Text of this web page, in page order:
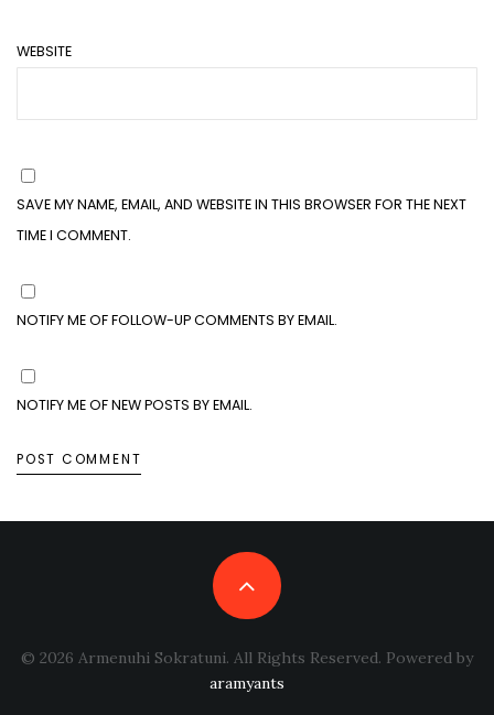
WEBSITE
SAVE MY NAME, EMAIL, AND WEBSITE IN THIS BROWSER FOR THE NEXT
TIME I COMMENT.
NOTIFY ME OF FOLLOW-UP COMMENTS BY EMAIL.
NOTIFY ME OF NEW POSTS BY EMAIL.
© 2026 Armenuhi Sokratuni. All Rights Reserved. Powered by
aramyants